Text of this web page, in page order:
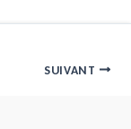
SUIVANT